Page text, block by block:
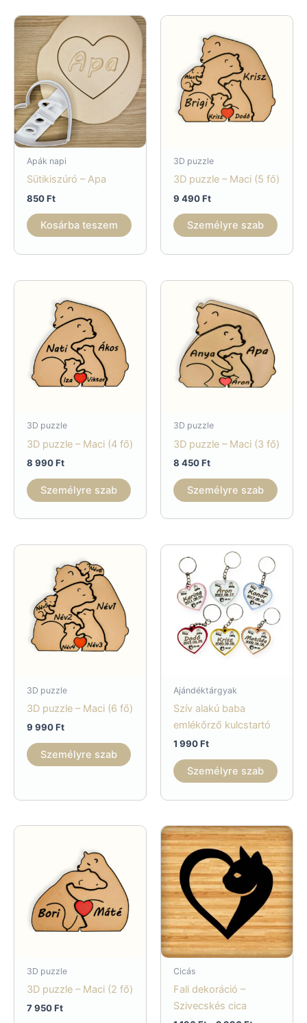
Apák napi
Sütikiszúró – Apa
850Ft
Kosárba teszem
3D puzzle
3D puzzle – Maci (5 fő)
9 490Ft
Személyre szab
3D puzzle
3D puzzle – Maci (4 fő)
8 990Ft
Személyre szab
3D puzzle
3D puzzle – Maci (3 fő)
8 450Ft
Személyre szab
3D puzzle
3D puzzle – Maci (6 fő)
9 990Ft
Személyre szab
Ajándéktárgyak
Szív alakú baba
emlékőrző kulcstartó
1 990Ft
Személyre szab
3D puzzle
3D puzzle – Maci (2 fő)
7 950Ft
Cicás
Fali dekoráció –
Szivecskés cica